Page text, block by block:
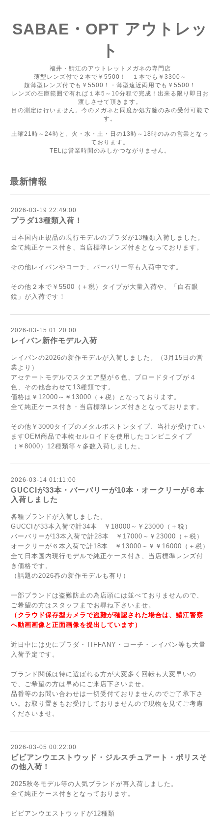
SABAE・OPT アウトレッ
ト
福井・鯖江のアウトレットメガネの専門店
薄型レンズ付で２本で￥5500！ １本でも￥3300～
超薄型レンズ付でも￥5500！・薄型遠近両用でも￥5500！
レンズの在庫範囲で有れば１本5～10分程で完成！出来る限り即日お
渡しさせて頂きます。
目の測定は行いません。今のメガネと同度か処方箋のみの受付可能で
す。
土曜21時～24時と、火・水・土・日の13時～18時のみの営業となっ
ております。
TELは営業時間のみしかつながりません。
最新情報
2026-03-19 22:49:00
プラダ13種類入荷！
日本国内正規品の現行モデルのプラダが13種類入荷しました。
全て純正ケース付き、当店標準レンズ付きとなっております。
その他レイバンやコーチ、バーバリー等も入荷中です。
その他２本で￥5500（＋税）タイプが大量入荷や、「白石眼
鏡」が入荷です！
2026-03-15 01:20:00
レイバン新作モデル入荷
レイバンの2026の新作モデルが入荷しました。（3月15日の営
業より）
アセテートモデルでスクエア型が６色、ブロードタイプが４
色、その他合わせて13種類です。
価格は￥12000～￥13000（＋税）となっております。
全て純正ケース付き・当店標準レンズ付きとなっております。
その他￥3000タイプのメタルボストンタイプ、当社が受けてい
ますOEM商品で本物セルロイドを使用したコンビニタイプ
（￥8000）12種類等々多数入荷しました。
2026-03-14 01:11:00
GUCCIが33本・バーバリーが10本・オークリーが６本
入荷しました
各種ブランドが入荷しました。
GUCCIが33本入荷で計34本 ￥18000～￥23000（＋税）
バーバリーが13本入荷で計28本 ￥17000～￥23000（＋税）
オークリーが６本入荷で計18本 ￥13000～￥￥16000（＋税）
全て日本国内現行モデルで純正ケース付き、当店標準レンズ付
き価格です。
（話題の2026春の新作モデルも有り）
一部ブランドは盗難防止の為店頭には並べておりませんので、
ご希望の方はスタッフまでお尋ね下さいませ。
（クラウド保存型カメラで盗難が確認された場合は、鯖江警察
へ動画画像と正面画像を提出しています）
近日中には更にプラダ・TIFFANY・コーチ・レイバン等も大量
入荷予定です。
ブランド関係は特に選ばれる方が大変多く回転も大変早いの
で、ご希望の方は早めにご来店下さいませ。
品番等のお問い合わせは一切受付ておりませんのでご了承下さ
い。お取り置きもお受けしておりませんので現物を見てご考慮
くださいませ。
2026-03-05 00:22:00
ビビアンウエストウッド・ジルスチュアート・ポリスそ
の他入荷！
2025秋冬モデル等の人気ブランドが再入荷しました。
全て純正ケース付きとなっております。
ビビアンウエストウッドが12種類